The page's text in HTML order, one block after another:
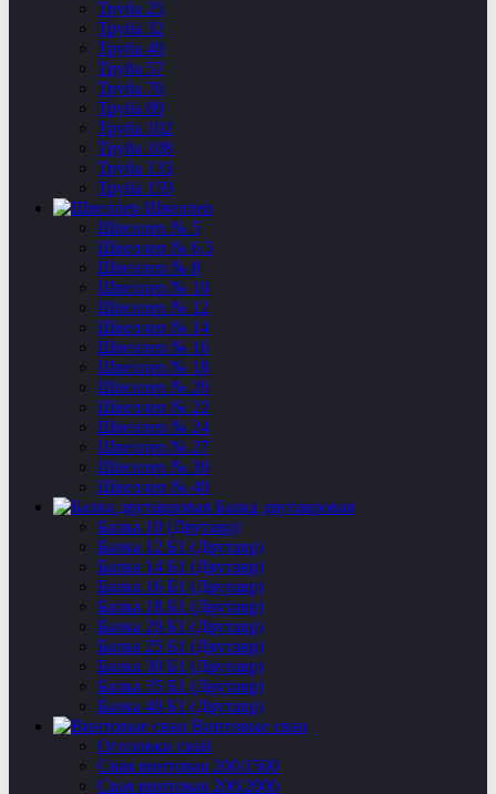
Труба 25
Труба 32
Труба 40
Труба 57
Труба 76
Труба 89
Труба 102
Труба 108
Труба 133
Труба 159
Швеллер
Швеллер № 5
Швеллер № 6,5
Швеллер № 8
Швеллер № 10
Швеллер № 12
Швеллер № 14
Швеллер № 16
Швеллер № 18
Швеллер № 20
Швеллер № 22
Швеллер № 24
Швеллер № 27
Швеллер № 30
Швеллер № 40
Балка двутавровая
Балка 10 (Двутавр)
Балка 12 Б1 (Двутавр)
Балка 14 Б1 (Двутавр)
Балка 16 Б1 (Двутавр)
Балка 18 Б1 (Двутавр)
Балка 20 Б1 (Двутавр)
Балка 25 Б1 (Двутавр)
Балка 30 Б1 (Двутавр)
Балка 35 Б1 (Двутавр)
Балка 40 Б1 (Двутавр)
Винтовые сваи
Оголовки свай
Свая винтовая 200/1500
Свая винтовая 200/2000